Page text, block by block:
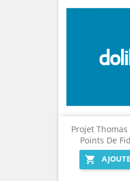
Projet
Points De
